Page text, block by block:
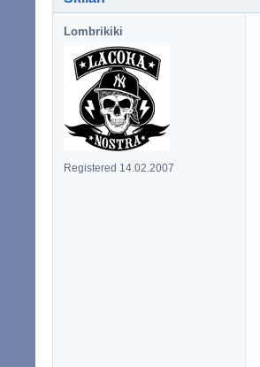
Lombrikiki
Registered 14.02.2007